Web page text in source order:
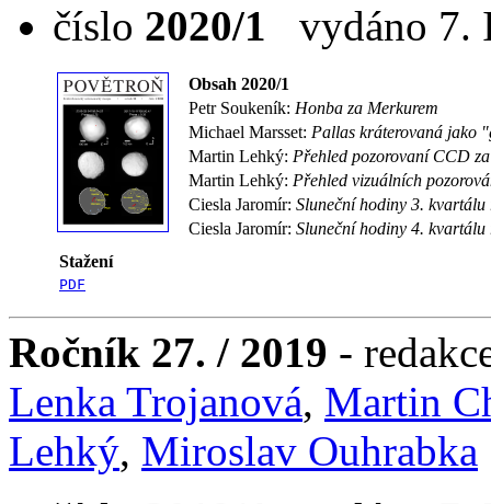
číslo 2020/1 vydáno 7.
Stažení
PDF
Obsah 2020/1
Petr Soukeník: Honba za Merkurem
Michael Marsset: Pallas kráterovaná jako
Martin Lehký: Přehled pozorovaní CCD
Martin Lehký: Přehled vizuálních
Ciesla Jaromír: Sluneční hodiny 3. kvartálu
Ciesla Jaromír: Sluneční hodiny 4. kvartálu
Ročník 27. / 2019 -
Lenka Trojanová, Martin
Lehký, Miroslav Ouhrabka